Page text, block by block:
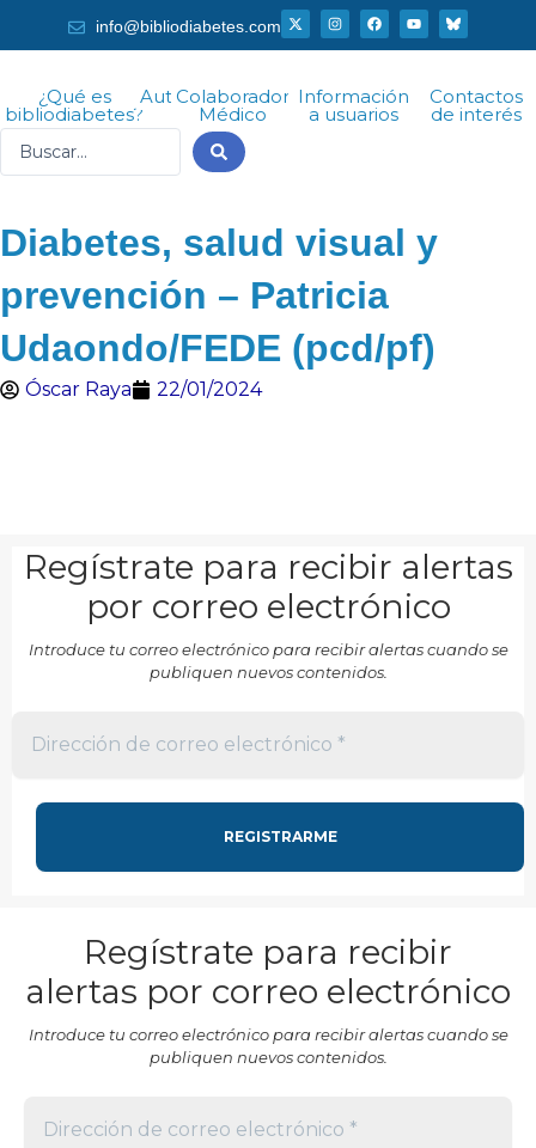
al
info@bibliodiabetes.com
X
-
t
t
t
I
n
s
r
a
F
a
c
o
k
Y
o
u
¿Qué es
bibliodiabetes?
AutorColaborador
Médico
Información
a usuarios
Contactos
de interés
Diabetes, salud visual y
prevención – Patricia
Udaondo/FEDE (pcd/pf)
Óscar Raya 22/01/2024
Regístrate para recibir alertas
por correo electrónico
Introduce tu correo electrónico para recibir alertas cuando se
publiquen nuevos contenidos.
Regístrate para recibir
alertas por correo electrónico
Introduce tu correo electrónico para recibir alertas cuando se
publiquen nuevos contenidos.